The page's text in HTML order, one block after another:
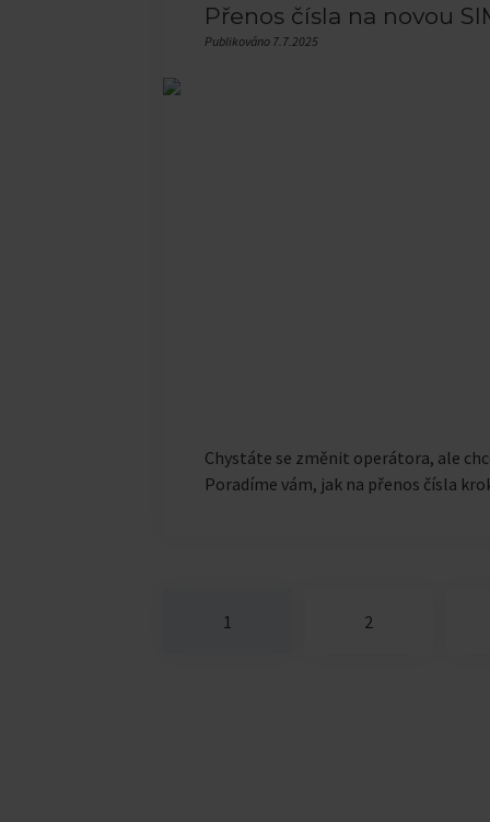
Přenos čísla na novou
Publikováno 7.7.2025
Chystáte se změnit operátora, ale
Poradíme vám, jak na přenos čísla
příspěvků
1 2